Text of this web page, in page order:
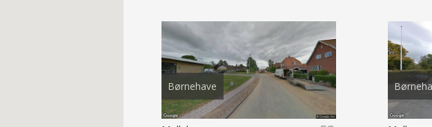
Børnehave